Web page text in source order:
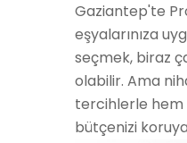
Gaziantep'te
eşyalarınıza
seçmek, biraz
olabilir. Ama
tercihlerle hem
bütçenizi